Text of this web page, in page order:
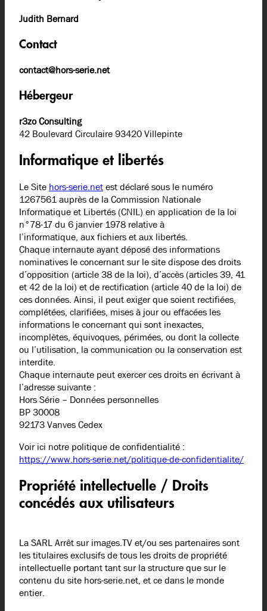
Judith Bernard
Contact
contact@hors-serie.net
Hébergeur
r3zo Consulting
42 Boulevard Circulaire 93420 Villepinte
Informatique et libertés
Le Site hors-serie.netest déclaré sous le numéro
1267561 auprès de la Commission Nationale
Informatique et Libertés (CNIL) en application de la loi
n°78-17 du 6 janvier 1978 relative à
l’informatique, aux fichiers et aux libertés.
Chaque internaute ayant déposé des informations
nominatives le concernant sur le site dispose des droits
d’opposition (article 38 de la loi), d’accès (articles 39, 41
et 42 de la loi) et de rectification (article 40 de la loi) de
ces données. Ainsi, il peut exiger que soient rectifiées,
complétées, clarifiées, mises à jour ou effacées les
informations le concernant qui sont inexactes,
incomplètes, équivoques, périmées, ou dont la collecte
ou l’utilisation, la communication ou la conservation est
interdite.
Chaque internaute peut exercer ces droits en écrivant à
l’adresse suivante :
Hors Série – Données personnelles
BP 30008
92173 Vanves Cedex
Voir ici notre politique de confidentialité :
https://www.hors-serie.net/politique-de-confidentialite/
Propriété intellectuelle / Droits
concédés aux utilisateurs
La SARL Arrêt sur images.TV et/ou ses partenaires sont
les titulaires exclusifs de tous les droits de propriété
intellectuelle portant tant sur la structure que sur le
contenu du site hors-serie.net, et ce dans le monde
entier.